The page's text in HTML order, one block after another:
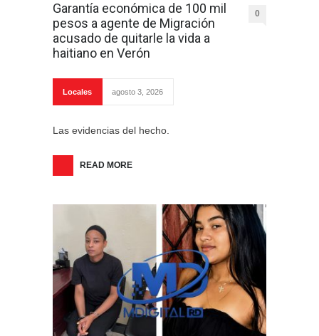
Garantía económica de 100 mil
pesos a agente de Migración
acusado de quitarle la vida a
haitiano en Verón
0
Locales agosto 3, 2026
Las evidencias del hecho.
READ MORE